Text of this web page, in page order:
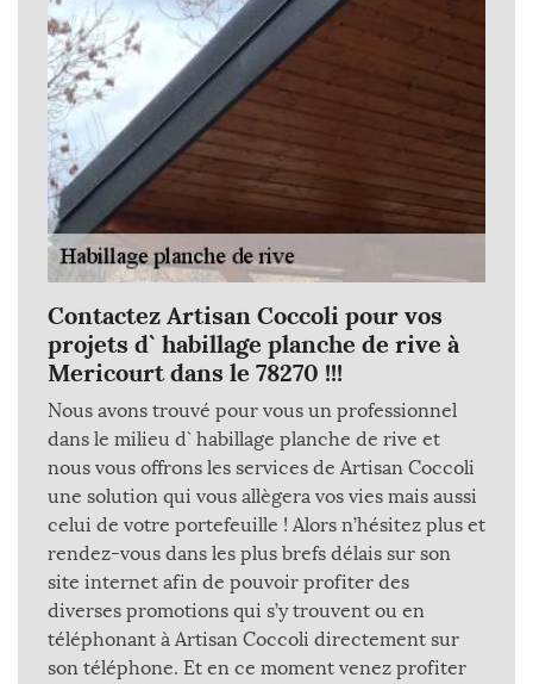
Contactez Artisan Coccoli pour vos
projets d` habillage planche de rive à
Mericourt dans le 78270 !!!
Nous avons trouvé pour vous un professionnel
dans le milieu d` habillage planche de rive et
nous vous offrons les services de Artisan Coccoli
une solution qui vous allègera vos vies mais aussi
celui de votre portefeuille ! Alors n’hésitez plus et
rendez-vous dans les plus brefs délais sur son
site internet afin de pouvoir profiter des
diverses promotions qui s’y trouvent ou en
téléphonant à Artisan Coccoli directement sur
son téléphone. Et en ce moment venez profiter